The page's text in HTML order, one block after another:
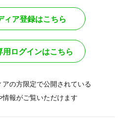
ィア登録はこちら
用ログインはこちら
アの方限定で公開されている
情報がご覧いただけます